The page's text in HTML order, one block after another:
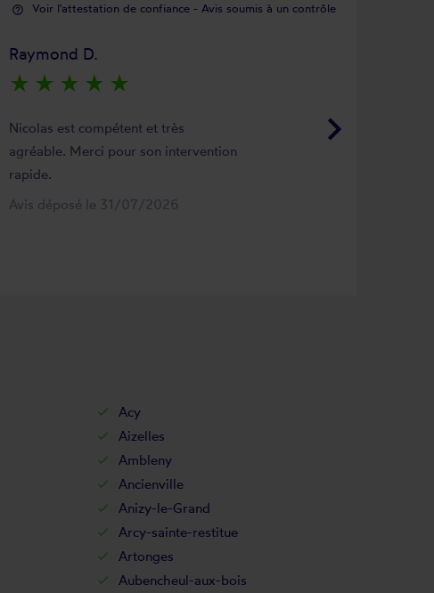
help_outline Voir l'attestation de confiance - Avis soumis à un contrôle
keyboard_arrow_right
Raymond D.
star_rate star_rate star_rate star_rate star_rate
Nicolas est compétent et très
agréable. Merci pour son intervention
rapide.
Avis déposé le 31/07/2026
Acy
Aizelles
Ambleny
Ancienville
Anizy-le-Grand
Arcy-sainte-restitue
Artonges
Aubencheul-aux-bois